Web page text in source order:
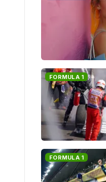
FORMULA 1
FORMULA 1